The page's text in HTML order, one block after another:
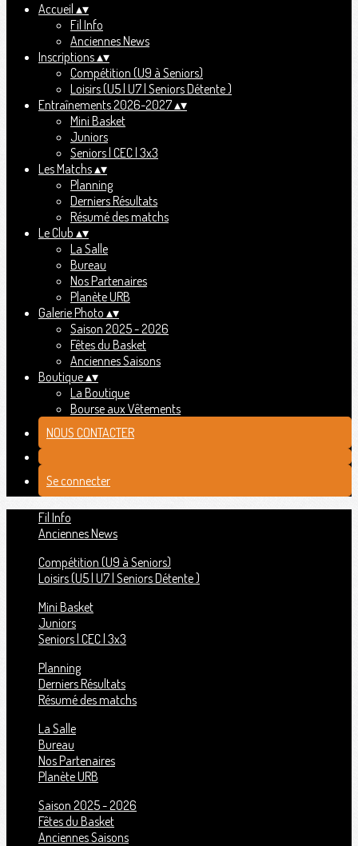
Accueil ▴▾
Fil Info
Anciennes News
Inscriptions▴▾
Compétition (U9 à Seniors)
Loisirs (U5 | U7 | Seniors Détente )
Entraînements 2026-2027▴▾
Mini Basket
Juniors
Seniors | CEC | 3x3
Les Matchs▴▾
Planning
Derniers Résultats
Résumé des matchs
Le Club ▴▾
La Salle
Bureau
Nos Partenaires
Planète URB
Galerie Photo ▴▾
Saison 2025 - 2026
Fêtes du Basket
Anciennes Saisons
Boutique▴▾
La Boutique
Bourse aux Vêtements
NOUS CONTACTER
Se connecter
Fil Info
Anciennes News
Compétition (U9 à Seniors)
Loisirs (U5 | U7 | Seniors Détente )
Mini Basket
Juniors
Seniors | CEC | 3x3
Planning
Derniers Résultats
Résumé des matchs
La Salle
Bureau
Nos Partenaires
Planète URB
Saison 2025 - 2026
Fêtes du Basket
Anciennes Saisons